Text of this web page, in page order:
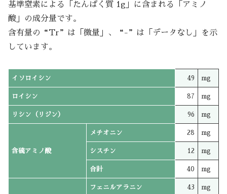
基準窒素による「たんぱく質 1g」に含まれる「アミノ
酸」の成分量です。
含有量の“Tr”は「微量」、“-”は「データなし」を示
しています。
イソロイシン 49 mg
ロイシン 87 mg
リシン（リジン） 96 mg
含硫アミノ酸
メチオニン 28 mg
シスチン 12 mg
合計 40 mg
フェニルアラニン 43 mg